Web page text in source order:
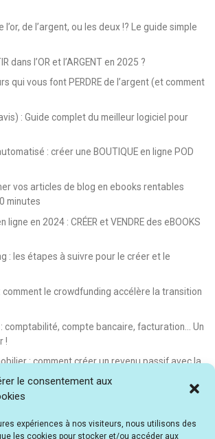
le consentement aux
expériences à nos visiteurs, nous utilisons des
les cookies pour stocker et/ou accéder aux
de l’argent, ou les deux !? Le guide simple
dans l’OR et l’ARGENT en 2025 ?
qui vous font PERDRE de l’argent (et comment
: Guide complet du meilleur logiciel pour
: créer une BOUTIQUE en ligne POD
vos articles de blog en ebooks rentables
minutes
ligne en 2024 : CRÉER et VENDRE des eBOOKS
: les étapes à suivre pour le créer et le
comment le crowdfunding accélère la transition
comptabilité, compte bancaire, facturation… Un
!
: comment créer un revenu passif avec la
LMS gratuits et payants pour créer et
ligne automatisé : vendre des formations en e-